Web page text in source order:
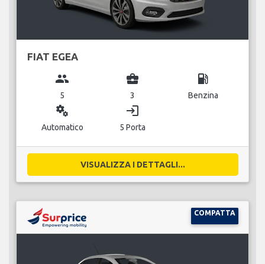
FIAT EGEA
group
5
business_center
3
local_gas_station
Benzina
miscellaneous_services
Automatico
login
5 Porta
VISUALIZZA I DETTAGLI...
COMPATTA